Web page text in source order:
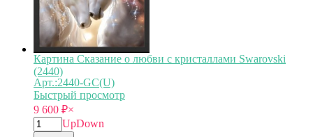
Картина Сказание о любви с кристаллами Swarovski
(2440)
Арт.:2440-GC(U)
Быстрый просмотр
9 600 ₽×
UpDown